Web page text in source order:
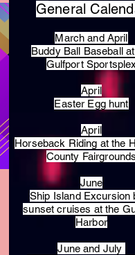
General
March and April
Buddy Ball Baseball
Gulfport
April
Easter Egg hunt
April
Horseback Riding at the
County
June
Ship Island Excursion
sunset cruises at the
Harbor
June and July